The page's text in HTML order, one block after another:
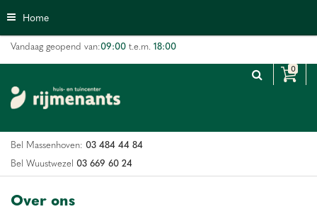
n
n
n
Home
Vandaag geopend van:09:00 t.e.m. 18:00
Bel Massenhoven: 03 484 44 84
Bel Wuustwezel 03 669 60 24
Over ons